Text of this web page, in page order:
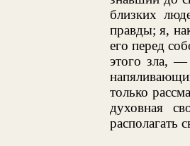
близких
правды; я,
его перед
этого зла, —
только
духовная
располагать